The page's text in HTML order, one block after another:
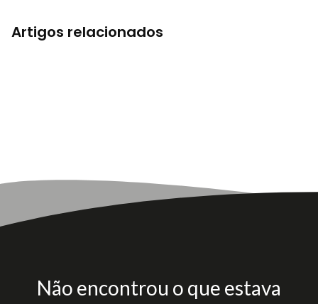
Artigos relacionados
Não encontrou o que estava